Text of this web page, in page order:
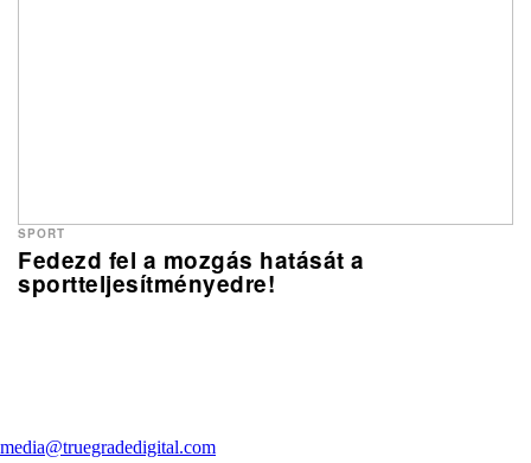
Fedezd fel a mozgás hatását a
sportteljesítményedre!
SPORT
media@truegradedigital.com